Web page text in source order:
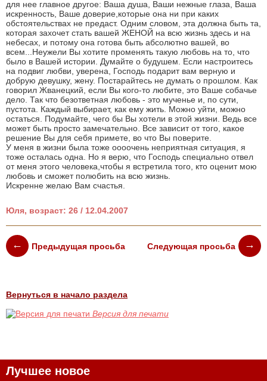
для нее главное другое: Ваша душа, Ваши нежные глаза, Ваша
искренность, Ваше доверие,которые она ни при каких
обстоятельствах не предаст. Одним словом, эта должна быть та,
которая захочет стать вашей ЖЕНОЙ на всю жизнь здесь и на
небесах, и потому она готова быть абсолютно вашей, во
всем...Неужели Вы хотите променять такую любовь на то, что
было в Вашей истории. Думайте о будушем. Если настроитесь
на подвиг любви, уверена, Господь подарит вам верную и
добрую девушку, жену. Постарайтесь не думать о прошлом. Как
говорил Жванецкий, если Вы кого-то любите, это Ваше собачье
дело. Так что безответная любовь - это мученье и, по сути,
пустота. Каждый выбирает, как ему жить. Можно уйти, можно
остаться. Подумайте, чего бы Вы хотели в этой жизни. Ведь все
может быть просто замечательно. Все зависит от того, какое
решение Вы для себя примете, во что Вы поверите.
У меня в жизни была тоже оооочень неприятная ситуация, я
тоже осталась одна. Но я верю, что Господь специально отвел
от меня этого человека,чтобы я встретила того, кто оценит мою
любовь и сможет полюбить на всю жизнь.
Искренне желаю Вам счастья.
Юля, возраст: 26 / 12.04.2007
Предыдущая просьба Следующая просьба
Вернуться в начало раздела
Версия для печати
Лучшее новое